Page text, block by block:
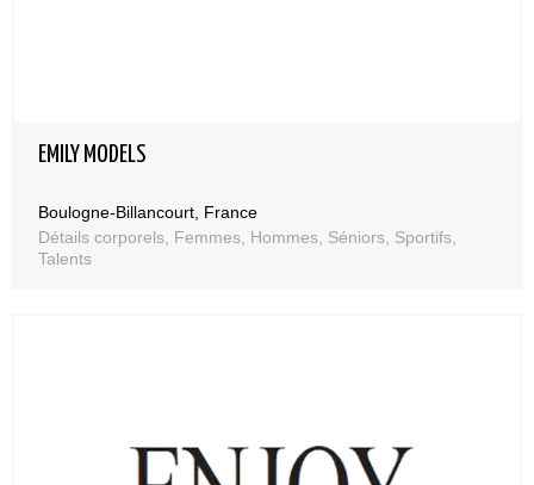
EMILY MODELS
Boulogne-Billancourt, France
Détails corporels, Femmes, Hommes, Séniors, Sportifs,
Talents